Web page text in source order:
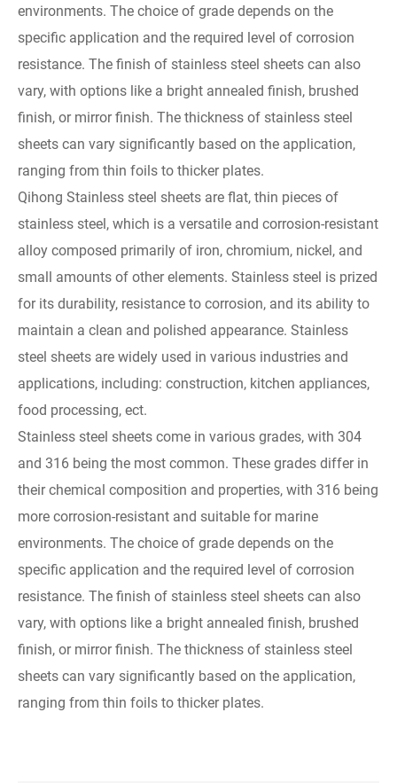
environments. The choice of grade depends on the
specific application and the required level of corrosion
resistance. The finish of stainless steel sheets can also
vary, with options like a bright annealed finish, brushed
finish, or mirror finish. The thickness of stainless steel
sheets can vary significantly based on the application,
ranging from thin foils to thicker plates.
Qihong Stainless steel sheets are flat, thin pieces of
stainless steel, which is a versatile and corrosion-resistant
alloy composed primarily of iron, chromium, nickel, and
small amounts of other elements. Stainless steel is prized
for its durability, resistance to corrosion, and its ability to
maintain a clean and polished appearance. Stainless
steel sheets are widely used in various industries and
applications, including: construction, kitchen appliances,
food processing, ect.
Stainless steel sheets come in various grades, with 304
and 316 being the most common. These grades differ in
their chemical composition and properties, with 316 being
more corrosion-resistant and suitable for marine
environments. The choice of grade depends on the
specific application and the required level of corrosion
resistance. The finish of stainless steel sheets can also
vary, with options like a bright annealed finish, brushed
finish, or mirror finish. The thickness of stainless steel
sheets can vary significantly based on the application,
ranging from thin foils to thicker plates.